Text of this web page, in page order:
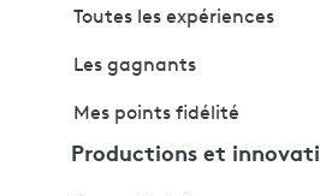
Toutes les expériences
Les gagnants
Mes points fidélité
Productions et